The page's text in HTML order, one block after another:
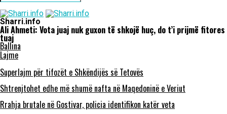
Sharri.info
Ali Ahmeti: Vota juaj nuk guxon të shkojë huç, do t’i prijmë fitores
tuaj
Ballina
Lajme
Superlajm për tifozët e Shkëndijës së Tetovës
Shtrenjtohet edhe më shumë nafta në Maqedoninë e Veriut
Rrahja brutale në Gostivar, policia identifikon katër veta